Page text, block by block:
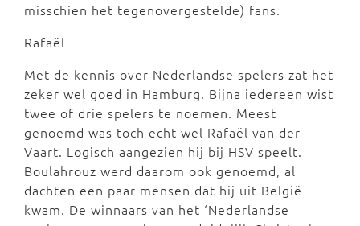
misschien het tegenovergestelde) fans.
Rafaël
Met de kennis over Nederlandse spelers zat het
zeker wel goed in Hamburg. Bijna iedereen wist
twee of drie spelers te noemen. Meest
genoemd was toch echt wel Rafaël van der
Vaart. Logisch aangezien hij bij HSV speelt.
Boulahrouz werd daarom ook genoemd, al
dachten een paar mensen dat hij uit België
kwam. De winnaars van het ‘Nederlandse